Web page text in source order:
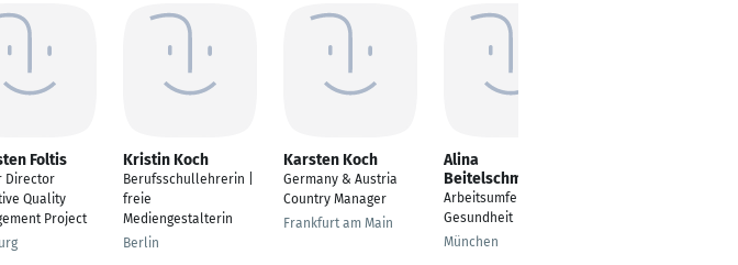
Foltis
Director
Quality
Project
Kristin Koch
Berufsschullehrerin |
freie
Mediengestalterin
Berlin
Karsten Koch
Germany & Austria
Country Manager
Frankfurt am Main
Alina
Beitelschmidt
Arbeitsumfeld und
Gesundheit
München